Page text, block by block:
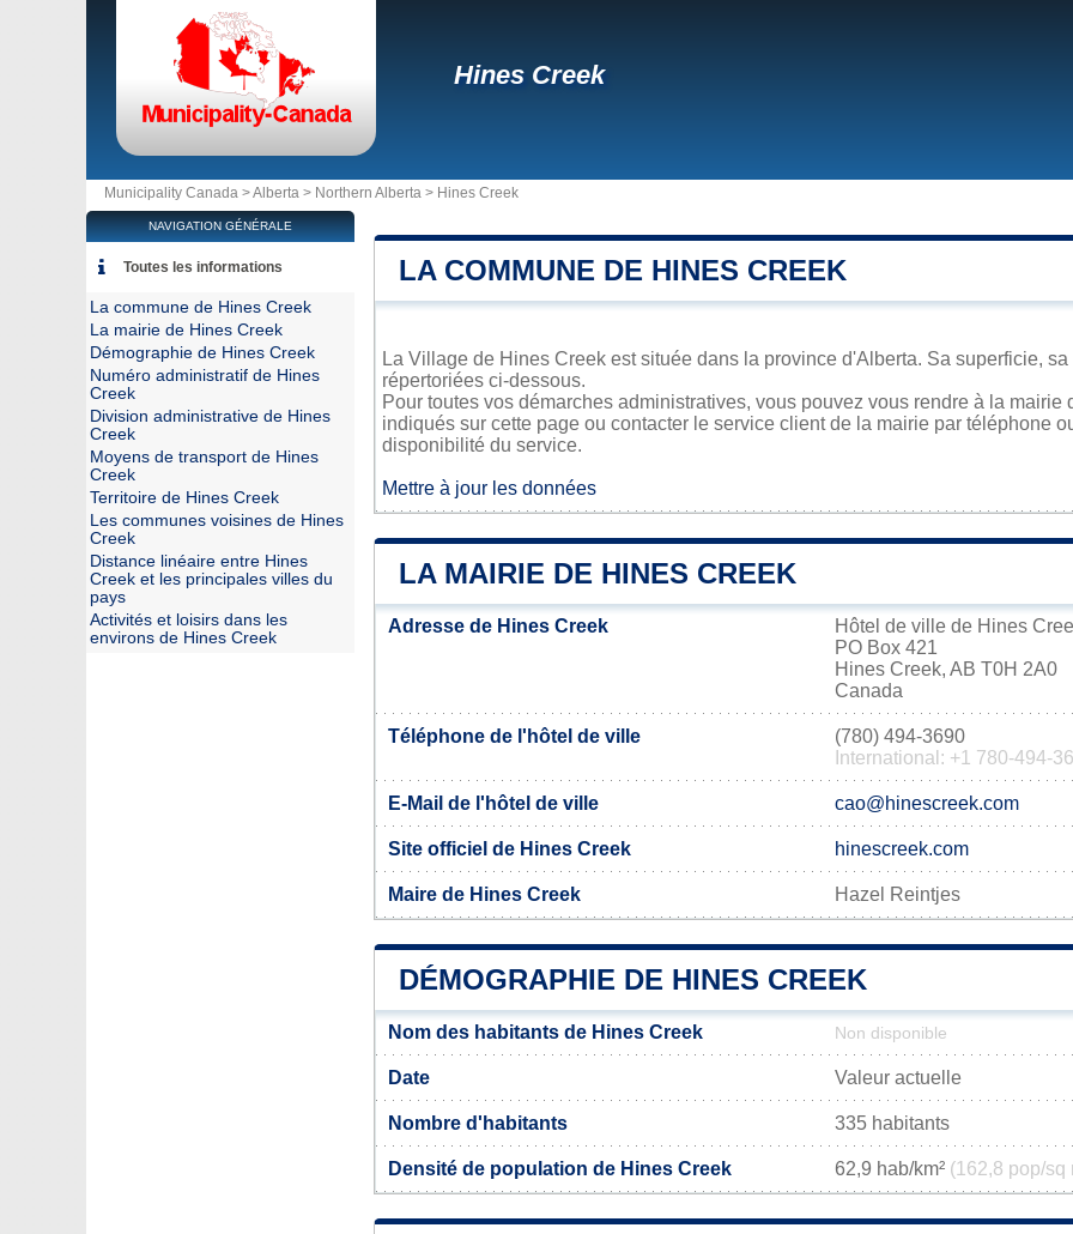
Hines Creek
Municipality Canada >Alberta > Northern Alberta > Hines Creek
LA COMMUNE DE HINES CREEK
La Village de Hines Creek est située dans la province d'Alberta. Sa superficie,
répertoriées ci-dessous.
Pour toutes vos démarches administratives, vous pouvez vous rendre à la
indiqués sur cette page ou contacter le service client de la mairie par téléphone
disponibilité du service.
Mettre à jour les données
LA MAIRIE DE HINES CREEK
Adresse de Hines Creek
Hôtel de ville de Hines
PO Box 421
Hines Creek, AB T0H 2A0
Canada
Téléphone de l'hôtel de ville
(780) 494-3690
International: +1 780-494-
E-Mail de l'hôtel de ville cao@hinescreek.com
Site officiel de Hines Creek hinescreek.com
Maire de Hines Creek Hazel Reintjes
DÉMOGRAPHIE DE HINES CREEK
Nom des habitants de Hines Creek Non disponible
Date Valeur actuelle
Nombre d'habitants 335 habitants
Densité de population de Hines Creek 62,9 hab/km² (162,8 pop/sq
NAVIGATION GÉNÉRALE
Toutes les informations
La commune de Hines Creek
La mairie de Hines Creek
Démographie de Hines Creek
Numéro administratif de Hines
Creek
Division administrative de Hines
Creek
Moyens de transport de Hines
Creek
Territoire de Hines Creek
Les communes voisines de Hines
Creek
Distance linéaire entre Hines
Creek et les principales villes du
pays
Activités et loisirs dans les
environs de Hines Creek